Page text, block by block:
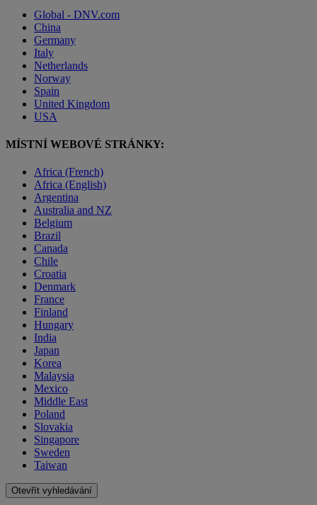
Global - DNV.com
China
Germany
Italy
Netherlands
Norway
Spain
United Kingdom
USA
MÍSTNÍ WEBOVÉ STRÁNKY:
Africa (French)
Africa (English)
Argentina
Australia and NZ
Belgium
Brazil
Canada
Chile
Croatia
Denmark
France
Finland
Hungary
India
Japan
Korea
Malaysia
Mexico
Middle East
Poland
Slovakia
Singapore
Sweden
Taiwan
Otevřít vyhledávání